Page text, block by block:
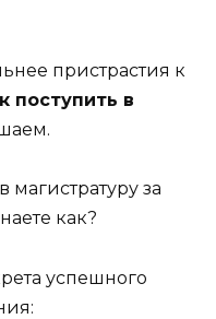
пристрастия к
поступить в
магистратуру за
как?
успешного